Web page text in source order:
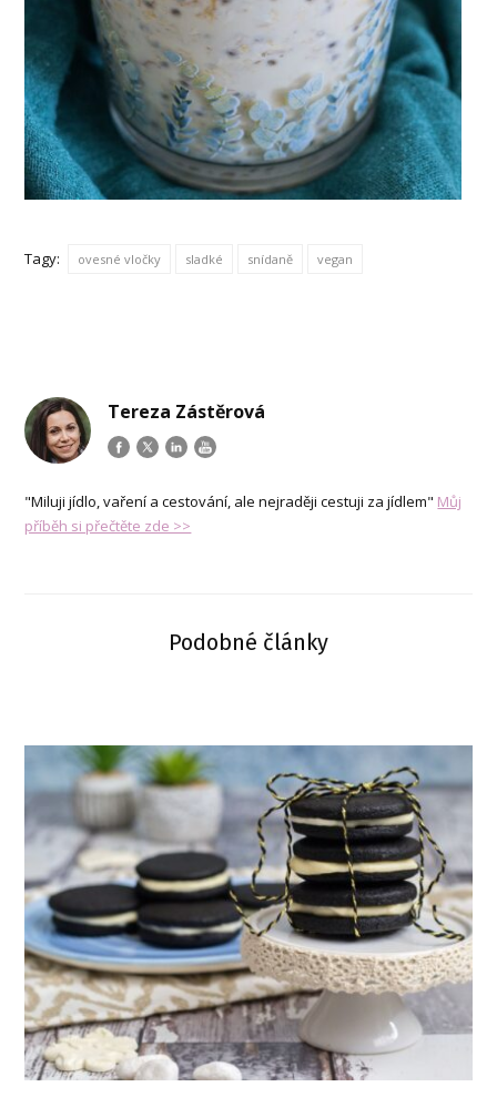
Tagy: ovesné vločky sladké snídaně vegan
Tereza Zástěrová
"Miluji jídlo, vaření a cestování, ale nejraději cestuji za jídlem" Můj
příběh si přečtěte zde >>
Podobné články